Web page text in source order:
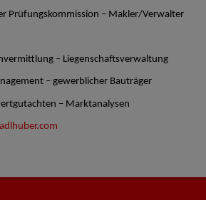
Prüfungskommission – Makler/Verwalter
– Liegenschaftsverwaltung
– gewerblicher Bauträger
– Marktanalysen